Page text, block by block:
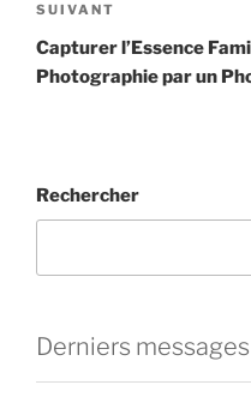
Article
suivant
SUIVANT
Capturer l’Essence
Photographie par un
Rechercher
Derniers messages